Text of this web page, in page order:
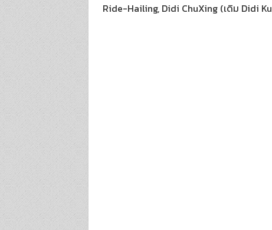
Ride-Hailing, Didi ChuXing (เดิม Didi